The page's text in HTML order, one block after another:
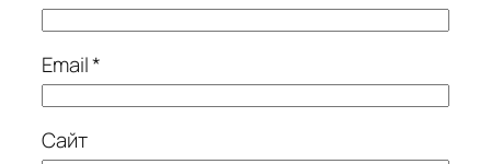
Email*
Сайт